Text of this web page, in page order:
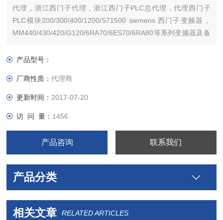
代理，浙江西门子代理，浙江西门子PLC总代理，代理西门子
PLC模块200/300/400/1200/S71500 siemens 西门子变频器，
MM440/430/420/G120/6RA70/6ES70/6RA80等系列变频器及备
数控伺服，西门子传动，西门子楼宇，西门子工控系列模块，
产品型号：
厂商性质：代理商
更新时间： 2017-07-20
访 问 量： 1456
产品咨询 联系我们
产品分类
相关文章 RELATED ARTICLES